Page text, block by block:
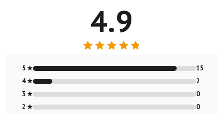
4.9
4.88/ 5
5 ★
15
4 ★
2
3 ★
0
2 ★
0